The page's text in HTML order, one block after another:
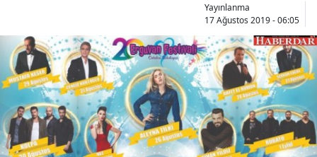
Yayınlanma
17 Ağustos 2019 - 06:05